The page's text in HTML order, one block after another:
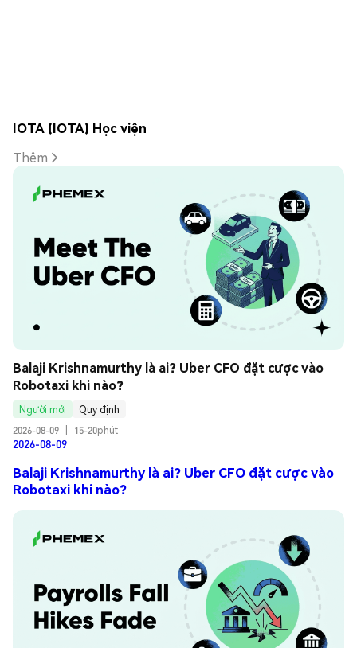
IOTA (IOTA) Học viện
Thêm
Balaji Krishnamurthy là ai? Uber CFO đặt cược vào
Robotaxi khi nào?
Người mới
Quy định
2026-08-09
15-20phút
2026-08-09
Balaji Krishnamurthy là ai? Uber CFO đặt cược vào
Robotaxi khi nào?